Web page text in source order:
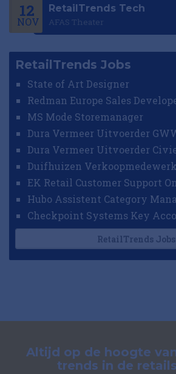
12
NOV
RetailTrends Tech
AFAS Theater
RetailTrends Jobs
State of Art Designer
Redman Europe Sales
MS Mode Storemanager
Dura Vermeer Uitvoerder
Dura Vermeer Uitvoerder
Duifhuizen
EK Retail Customer Support
Hubo Assistent Category
RetailTrends Jobs
Altijd op de hoogte
trends in de